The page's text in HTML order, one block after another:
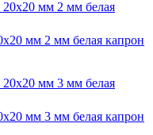
мм 2 мм белая капрон
мм 3 мм белая капрон